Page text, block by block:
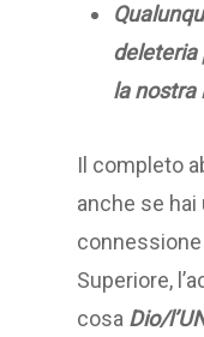
deleteria
la nostra
Il completo
anche se hai
Superiore,
cosa Dio/